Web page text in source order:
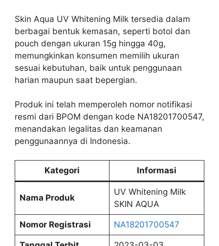
Skin Aqua UV Whitening Milk tersedia dalam
berbagai bentuk kemasan, seperti botol dan
pouch dengan ukuran 15g hingga 40g,
memungkinkan konsumen memilih ukuran
sesuai kebutuhan, baik untuk penggunaan
harian maupun saat bepergian.
Produk ini telah memperoleh nomor notifikasi
resmi dari BPOM dengan kode NA18201700547,
menandakan legalitas dan keamanan
penggunaannya di Indonesia.
Kategori Informasi
Nama Produk
UV Whitening Milk
SKIN AQUA
Nomor Registrasi NA18201700547